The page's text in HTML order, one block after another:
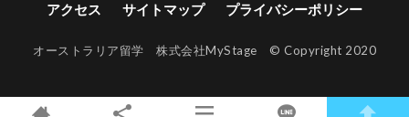
アクセス
サイトマップ プライバシーポリシー
オーストラリア留学 株式会社MyStage © Copyright 2020